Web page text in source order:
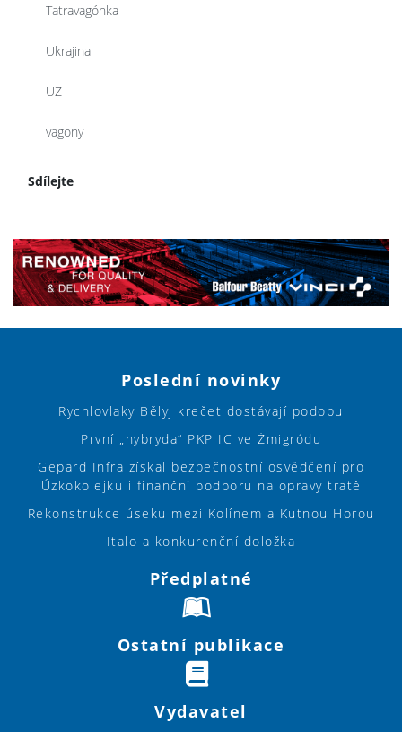
Tatravagónka
Ukrajina
UZ
vagony
Sdílejte
Poslední novinky
Rychlovlaky Bělyj krečet dostávají podobu
První „hybryda“ PKP IC ve Żmigródu
Gepard Infra získal bezpečnostní osvědčení pro
Úzkokolejku i finanční podporu na opravy tratě
Rekonstrukce úseku mezi Kolínem a Kutnou Horou
Italo a konkurenční doložka
Předplatné
Ostatní publikace
Vydavatel